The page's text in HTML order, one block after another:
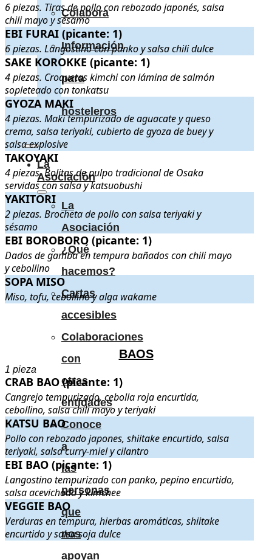
Colabora
Información
para
hosteleros
La
Asociación
La
Asociación
¿Qué
hacemos?
Cartas
accesibles
Colaboraciones
con
otras
entidades
Conoce
a
las
personas
que
nos
apoyan
6 piezas. Tiras de pollo con rebozado japonés, salsa
chili mayo y sésamo
EBI FURAI (picante: 1) . 6 piezas. Langostino con panko y salsa
EBI FURAI (picante: 1)
6 piezas. Langostino con panko y salsa chili dulce
SAKE KOROKKE (picante: 1) . 4 piezas. Croquetas kimchi con
SAKE KOROKKE (picante: 1)
4 piezas. Croquetas kimchi con lámina de salmón
sopleteado con tonkatsu
GYOZA MAKI . 4 piezas. Maki tempurizado de aguacate y queso
GYOZA MAKI
4 piezas. Maki tempurizado de aguacate y queso
crema, salsa teriyaki, cubierto de gyoza de buey y
salsa explosive
TAKOYAKI . 4 piezas. Bolitas de pulpo tradicional de Osaka
TAKOYAKI
4 piezas. Bolitas de pulpo tradicional de Osaka
servidas con salsa y katsuobushi
YAKITORI . 2 piezas. Brocheta de pollo con salsa teriyaki y sésamo
YAKITORI
2 piezas. Brocheta de pollo con salsa teriyaki y
sésamo
EBI BOROBORO (picante: 1) . Dados de gamba en tempura
EBI BOROBORO (picante: 1)
Dados de gamba en tempura bañados con chili mayo
y cebollino
SOPA MISO . Miso, tofu, cebollino y alga wakame
SOPA MISO
Miso, tofu, cebollino y alga wakame
BAOS
1 pieza
CRAB BAO (picante: 1) . Cangrejo tempurizado, cebolla roja
CRAB BAO (picante: 1)
Cangrejo tempurizado, cebolla roja encurtida,
cebollino, salsa chili mayo y teriyaki
KATSU BAO . Pollo con rebozado japones, shiitake encurtido,
KATSU BAO
Pollo con rebozado japones, shiitake encurtido, salsa
teriyaki, salsa curry-miel y cilantro
EBI BAO (picante: 1) . Langostino tempurizado con panko, pepino
EBI BAO (picante: 1)
Langostino tempurizado con panko, pepino encurtido,
salsa acevichada y kimchee
VEGGIE BAO . Verduras en tempura, hierbas aromáticas, shiitake
VEGGIE BAO
Verduras en tempura, hierbas aromáticas, shiitake
encurtido y salsa soja dulce